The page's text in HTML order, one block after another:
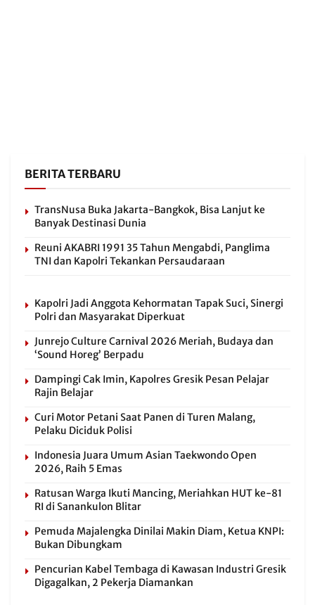
BERITA TERBARU
TransNusa Buka Jakarta-Bangkok, Bisa Lanjut ke
Banyak Destinasi Dunia
Reuni AKABRI 1991 35 Tahun Mengabdi, Panglima
TNI dan Kapolri Tekankan Persaudaraan
Kapolri Jadi Anggota Kehormatan Tapak Suci, Sinergi
Polri dan Masyarakat Diperkuat
Junrejo Culture Carnival 2026 Meriah, Budaya dan
‘Sound Horeg’ Berpadu
Dampingi Cak Imin, Kapolres Gresik Pesan Pelajar
Rajin Belajar
Curi Motor Petani Saat Panen di Turen Malang,
Pelaku Diciduk Polisi
Indonesia Juara Umum Asian Taekwondo Open
2026, Raih 5 Emas
Ratusan Warga Ikuti Mancing, Meriahkan HUT ke-81
RI di Sanankulon Blitar
Pemuda Majalengka Dinilai Makin Diam, Ketua KNPI:
Bukan Dibungkam
Pencurian Kabel Tembaga di Kawasan Industri Gresik
Digagalkan, 2 Pekerja Diamankan